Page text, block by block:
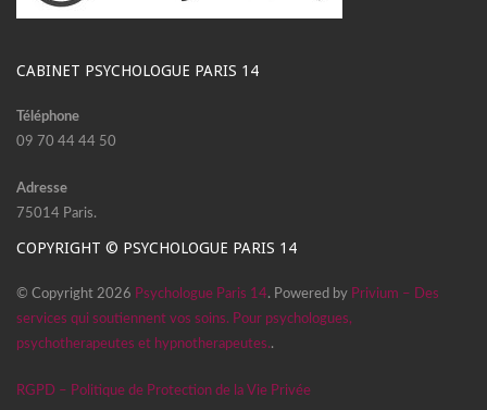
CABINET PSYCHOLOGUE PARIS 14
Téléphone
09 70 44 44 50
Adresse
75014 Paris.
COPYRIGHT © PSYCHOLOGUE PARIS 14
© Copyright 2026 Psychologue Paris 14. Powered by Privium – Des
services qui soutiennent vos soins. Pour psychologues,
psychotherapeutes et hypnotherapeutes..
RGPD – Politique de Protection de la Vie Privée